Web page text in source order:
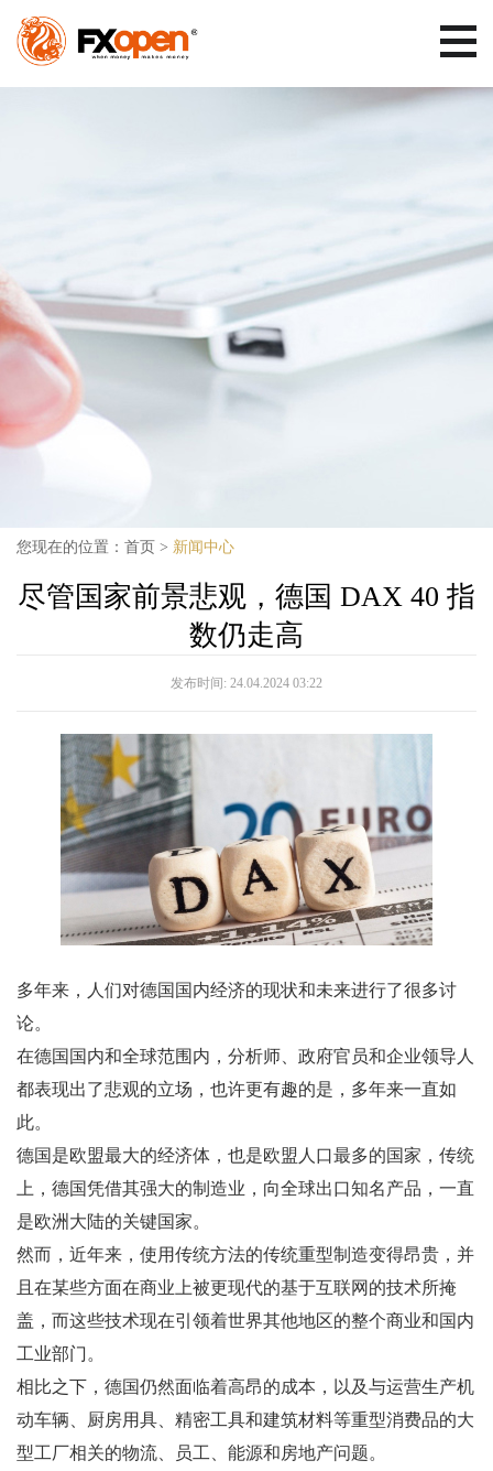
您现在的位置： 首页 > 新闻中心
尽管国家前景悲观，德国 DAX 40 指
数仍走高
发布时间: 24.04.2024 03:22
多年来，人们对德国国内经济的现状和未来进行了很多讨
论。
在德国国内和全球范围内，分析师、政府官员和企业领导人
都表现出了悲观的立场，也许更有趣的是，多年来一直如
此。
德国是欧盟最大的经济体，也是欧盟人口最多的国家，传统
上，德国凭借其强大的制造业，向全球出口知名产品，一直
是欧洲大陆的关键国家。
然而，近年来，使用传统方法的传统重型制造变得昂贵，并
且在某些方面在商业上被更现代的基于互联网的技术所掩
盖，而这些技术现在引领着世界其他地区的整个商业和国内
工业部门。
相比之下，德国仍然面临着高昂的成本，以及与运营生产机
动车辆、厨房用具、精密工具和建筑材料等重型消费品的大
型工厂相关的物流、员工、能源和房地产问题。